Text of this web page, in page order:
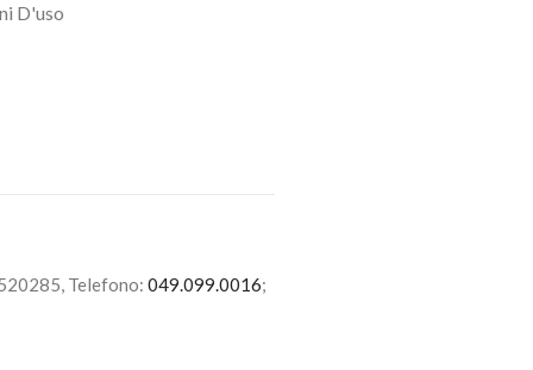
D'uso
Telefono: 049.099.0016;